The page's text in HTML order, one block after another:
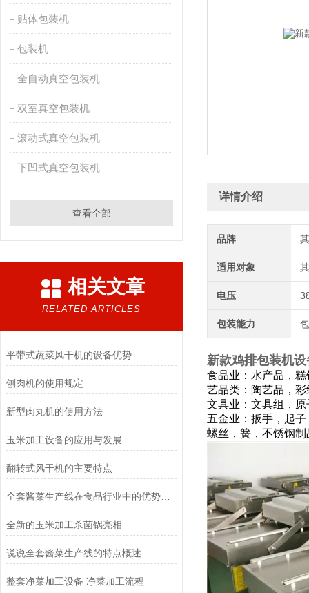
贴体包装机
包装机
全自动真空包装机
双室真空包装机
滚动式真空包装机
下凹式真空包装机
查看全部
相关文章
RELATED ARTICLES
平带式蔬菜风干机的设备优势
刨肉机的使用规定
新型肉丸机的使用方法
玉米加工设备的应用与发展
翻转式风干机的主要特点
全套酱菜生产线在食品行业中的优势和应用前景
全新的玉米加工杀菌锅亮相
说说全套酱菜生产线的特点概述
整套净菜加工设备 净菜加工流程
详情介绍
品牌
适用对象
电压
包装能力
新款鸡排包装机
食品业：水产品，
艺品类：陶艺品，
文具业：文具组，
五金业：扳手，起
螺丝，簧，不锈钢